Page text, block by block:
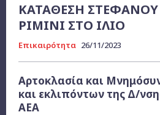
ΚΑΤΑΘΕΣΗ ΣΤΕΦΑΝΟΥ
ΡΙΜΙΝΙ ΣΤΟ ΙΛΙΟ
Επικαιρότητα 26/11/2023
Αρτοκλασία και
και εκλιπόντων της Δ/
ΑΕΑ